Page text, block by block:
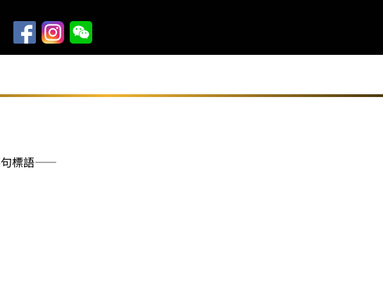
｜
搪
膠
米）
數
句標語——